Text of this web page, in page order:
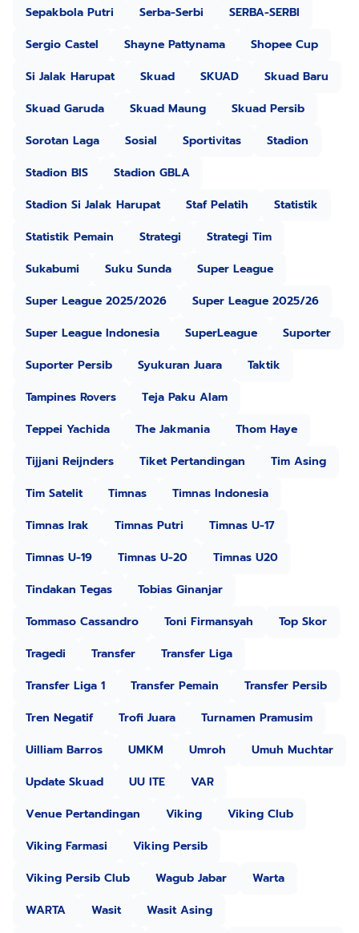
Sepakbola Putri
Serba-Serbi
SERBA-SERBI
Sergio Castel
Shayne Pattynama
Shopee Cup
Si Jalak Harupat
Skuad SKUAD
Skuad Baru
Skuad Garuda
Skuad Maung
Skuad Persib
Sorotan Laga
Sosial Sportivitas
Stadion
Stadion BIS
Stadion GBLA
Stadion Si Jalak Harupat
Staf Pelatih
Statistik
Statistik Pemain
Strategi
Strategi Tim
Sukabumi
Suku Sunda
Super League
Super League 2025/2026
Super League 2025/26
Super League Indonesia
SuperLeague
Suporter
Suporter Persib
Syukuran Juara
Taktik
Tampines Rovers
Teja Paku Alam
Teppei Yachida
The Jakmania
Thom Haye
Tijjani Reijnders
Tiket Pertandingan
Tim Asing
Tim Satelit
Timnas
Timnas Indonesia
Timnas Irak
Timnas Putri
Timnas U-17
Timnas U-19
Timnas U-20
Timnas U20
Tindakan Tegas
Tobias Ginanjar
Tommaso Cassandro
Toni Firmansyah
Top Skor
Tragedi
Transfer
Transfer Liga
Transfer Liga 1
Transfer Pemain
Transfer Persib
Tren Negatif
Trofi Juara
Turnamen Pramusim
Uilliam Barros
UMKM Umroh
Umuh Muchtar
Update Skuad
UU ITE
VAR
Venue Pertandingan
Viking
Viking Club
Viking Farmasi
Viking Persib
Viking Persib Club
Wagub Jabar
Warta
WARTA
Wasit
Wasit Asing